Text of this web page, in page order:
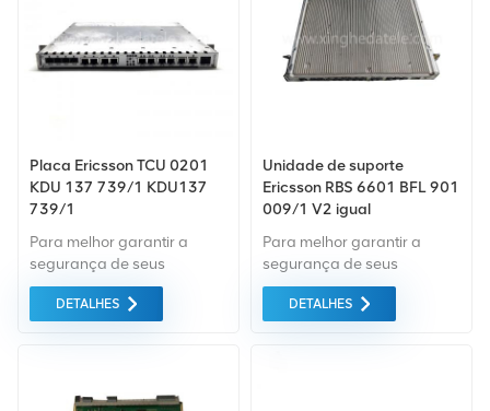
Placa Ericsson TCU 0201
KDU 137 739/1 KDU137
739/1
Para melhor garantir a
segurança de seus
produtos, profissionais,
ecologicamente corretos,
de embalagem
DETALHES
Unidade de suporte
Ericsson RBS 6601 BFL 901
009/1 V2 igual
Para melhor garantir a
segurança de seus
produtos, profissionais,
ecologicamente corretos,
de embalagem
DETALHES